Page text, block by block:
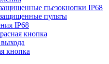
пьезокнопки IP68
пульты
IP68
кнопка
кнопка